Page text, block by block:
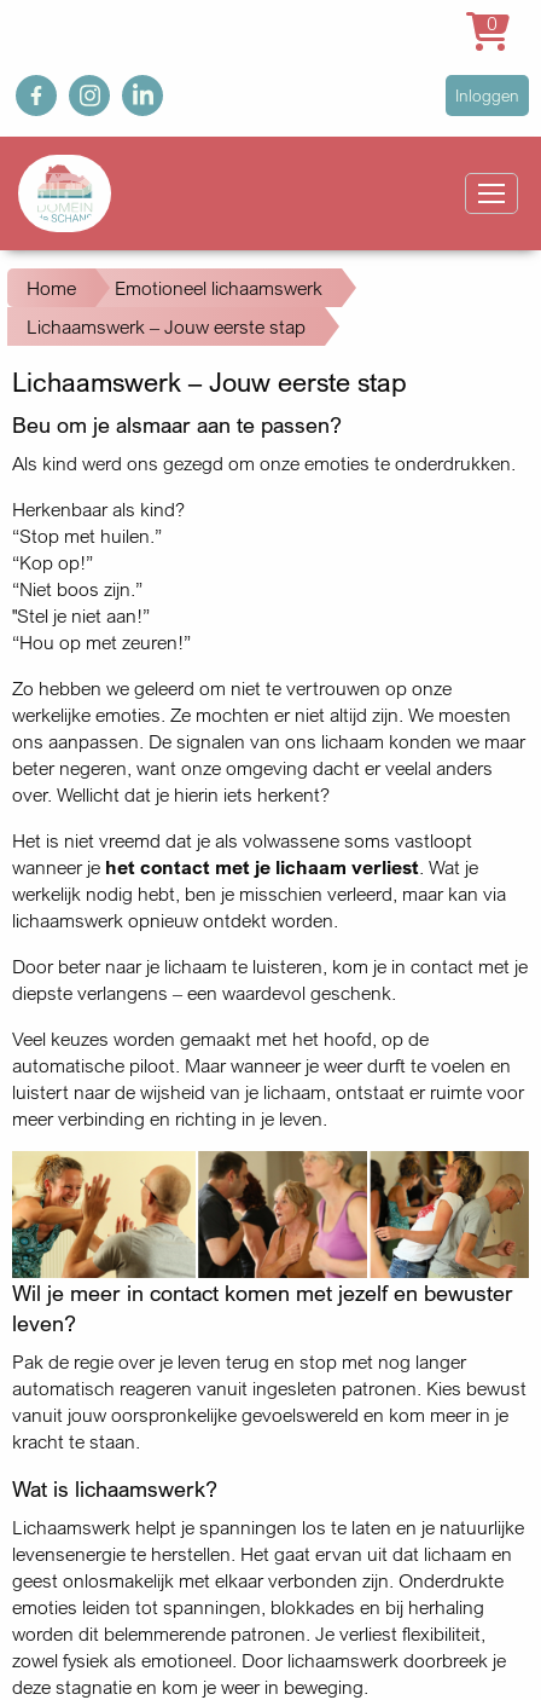
Overslaan
en
naar
inhoud
gaan
fb ig in
User
account
Inloggen
Main
navigation
0
Kruimelpad
Home
Emotioneel lichaamswerk
Lichaamswerk – Jouw eerste stap
Lichaamswerk – Jouw eerste stap
Beu om je alsmaar aan te passen?
Als kind werd ons gezegd om onze emoties te onderdrukken.
Herkenbaar als kind?
“Stop met huilen.”
“Kop op!”
“Niet boos zijn.”
"Stel je niet aan!”
“Hou op met zeuren!”
Zo hebben we geleerd om niet te vertrouwen op onze
werkelijke emoties. Ze mochten er niet altijd zijn. We moesten
ons aanpassen. De signalen van ons lichaam konden we maar
beter negeren, want onze omgeving dacht er veelal anders
over. Wellicht dat je hierin iets herkent?
Het is niet vreemd dat je als volwassene soms vastloopt
wanneer je het contact met je lichaam verliest. Wat je
werkelijk nodig hebt, ben je misschien verleerd, maar kan via
lichaamswerk opnieuw ontdekt worden.
Door beter naar je lichaam te luisteren, kom je in contact met je
diepste verlangens – een waardevol geschenk.
Veel keuzes worden gemaakt met het hoofd, op de
automatische piloot. Maar wanneer je weer durft te voelen en
luistert naar de wijsheid van je lichaam, ontstaat er ruimte voor
meer verbinding en richting in je leven.
Wil je meer in contact komen met jezelf en bewuster
leven?
Pak de regie over je leven terug en stop met nog langer
automatisch reageren vanuit ingesleten patronen. Kies bewust
vanuit jouw oorspronkelijke gevoelswereld en kom meer in je
kracht te staan.
Wat is lichaamswerk?
Lichaamswerk helpt je spanningen los te laten en je natuurlijke
levensenergie te herstellen. Het gaat ervan uit dat lichaam en
geest onlosmakelijk met elkaar verbonden zijn. Onderdrukte
emoties leiden tot spanningen, blokkades en bij herhaling
worden dit belemmerende patronen. Je verliest flexibiliteit,
zowel fysiek als emotioneel. Door lichaamswerk doorbreek je
deze stagnatie en kom je weer in beweging.